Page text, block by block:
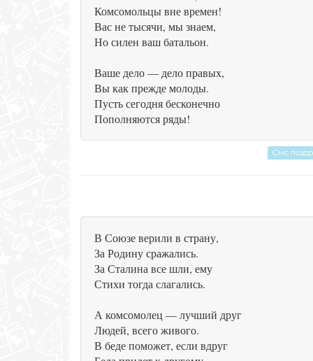
Комсомольцы вне времен!
Вас не тысячи, мы знаем,
Но силен ваш батальон.
Ваше дело — дело правых,
Вы как прежде молоды.
Пусть сегодня бесконечно
Пополняются ряды!
Смс
В Союзе верили в страну,
За Родину сражались.
За Сталина все шли, ему
Стихи тогда слагались.
А комсомолец — лучший друг
Людей, всего живого.
В беде поможет, если вдруг